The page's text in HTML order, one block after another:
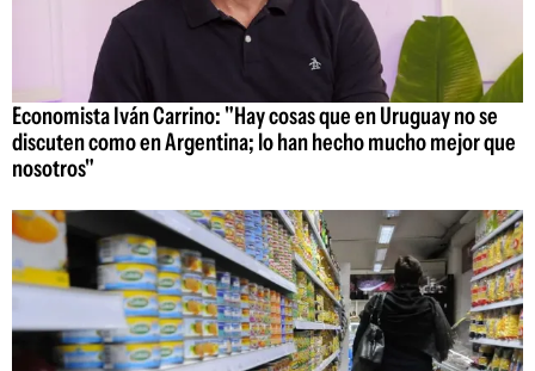
Economista Iván Carrino: "Hay cosas que en Uruguay no se
discuten como en Argentina; lo han hecho mucho mejor que
nosotros"